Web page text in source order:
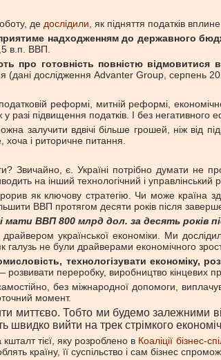
де дослідили , як підняття податків
надходженням до державного
в.п. ВВП.
про готовність повністю відмовитися
(дані дослідження Advanter Group, серпень
реформі, митній реформі,
разі підвищення податків. І без негативного
залучити вдвічі більше грошей, ніж від
хоча і риторичне питання.
Звичайно, є. Україні потрібно думати
на інший технологічний і управлінський
як ключову стратегію. Чи може країна
ВВП протягом десяти років після
мати ВВП 800 млрд дол. за десять років
української економіки. Ми
галузь не були драйверами економічного
технологізувати економіку,
переробку, виробництво кінцевих
без міжнародної допомоги,
момент.
миттєво. Тобто ми будемо залежними
швидко вийти на трек стрімкого
тієї, яку розроблено в Коаліції бізнес-
країну, її суспільство і сам бізнес